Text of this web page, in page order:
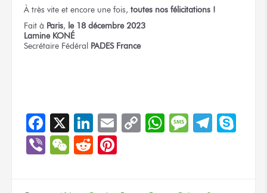
À très vite et encore une fois, toutes nos félicitations !
Fait à Paris, le 18 décembre 2023
Lamine KONÉ
Secrétaire Fédéral PADES France
Facebook
X LinkedIn
EmailCopyWhatsApp
Message
ViberWeChat
Reddit